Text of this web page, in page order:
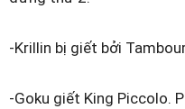
-Krillin bị giết bởi
-Goku giết King Piccolo.